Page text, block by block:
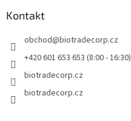
Kontakt
obchod@biotradecorp.cz
+420 601 653 653 (8:00 - 16:30)
biotradecorp.cz
biotradecorp.cz